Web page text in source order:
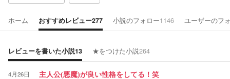
ホーム おすすめレビュー277 小説のフォロー1146 ユーザーのフ
レビューを書いた小説13 ★をつけた小説264
4月26日 主人公(悪魔)が良い性格をしてる！笑